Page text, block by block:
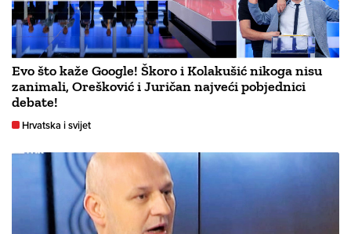
Evo što kaže Google! Škoro i Kolakušić nikoga nisu
zanimali, Orešković i Juričan najveći pobjednici
debate!
Hrvatska i svijet